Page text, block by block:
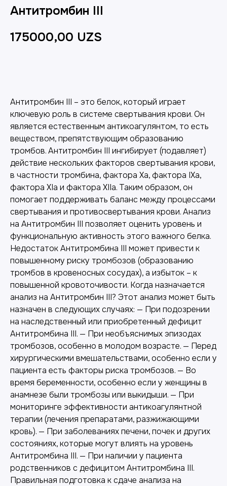
Антитромбин III
175000,00 UZS
Антитромбин III – это белок, который играет
ключевую роль в системе свертывания крови. Он
является естественным антикоагулянтом, то есть
веществом, препятствующим образованию
тромбов. Антитромбин III ингибирует (подавляет)
действие нескольких факторов свертывания крови,
в частности тромбина, фактора Xa, фактора IXa,
фактора XIa и фактора XIIa. Таким образом, он
помогает поддерживать баланс между процессами
свертывания и противосвертывания крови. Анализ
на Антитромбин III позволяет оценить уровень и
функциональную активность этого важного белка.
Недостаток Антитромбина III может привести к
повышенному риску тромбозов (образованию
тромбов в кровеносных сосудах), а избыток – к
повышенной кровоточивости. Когда назначается
анализ на Антитромбин III? Этот анализ может быть
назначен в следующих случаях: — При подозрении
на наследственный или приобретенный дефицит
Антитромбина III. — При необъяснимых эпизодах
тромбозов, особенно в молодом возрасте. — Перед
хирургическими вмешательствами, особенно если у
пациента есть факторы риска тромбозов. — Во
время беременности, особенно если у женщины в
анамнезе были тромбозы или выкидыши. — При
мониторинге эффективности антикоагулянтной
терапии (лечения препаратами, разжижающими
кровь). — При заболеваниях печени, почек и других
состояниях, которые могут влиять на уровень
Антитромбина III. — При наличии у пациента
родственников с дефицитом Антитромбина III.
Правильная подготовка к сдаче анализа на